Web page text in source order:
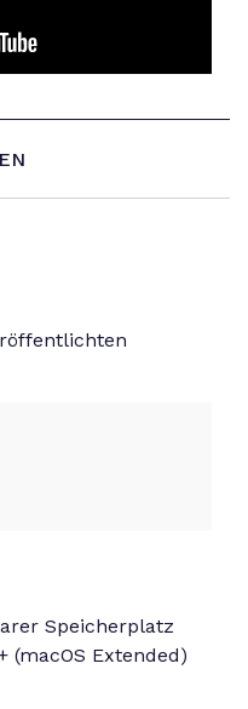
Speicherplatz
(macOS Extended)